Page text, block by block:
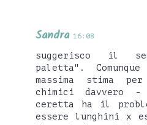
Sandra 16:08
suggerisco il
paletta".
massima stima
chimici davvero
ceretta ha il
essere lunghini x